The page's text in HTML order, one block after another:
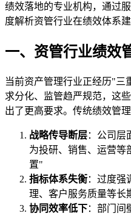
绩效落地的专业机构，通过
度解析资管行业在绩效体系
一、资管行业绩效
当前资产管理行业正经历"三
求分化、监管趋严规范，这
出了更高要求。传统绩效管
战略传导断层：公司层
为投研、销售、运营等
置"
指标体系失衡：过度强
理、客户服务质量等长
协同效率低下：部门间